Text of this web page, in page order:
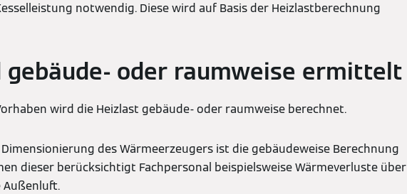
notwendig. Diese wird auf Basis der Heizlastberechnung
oder raumweise ermittelt
wird die Heizlast gebäude- oder raumweise berechnet.
Dimensionierung des Wärmeerzeugers ist die gebäudeweise Berechnung
dieser berücksichtigt Fachpersonal beispielsweise Wärmeverluste über
Außenluft.